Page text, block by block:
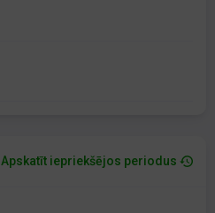
Apskatīt iepriekšējos periodus